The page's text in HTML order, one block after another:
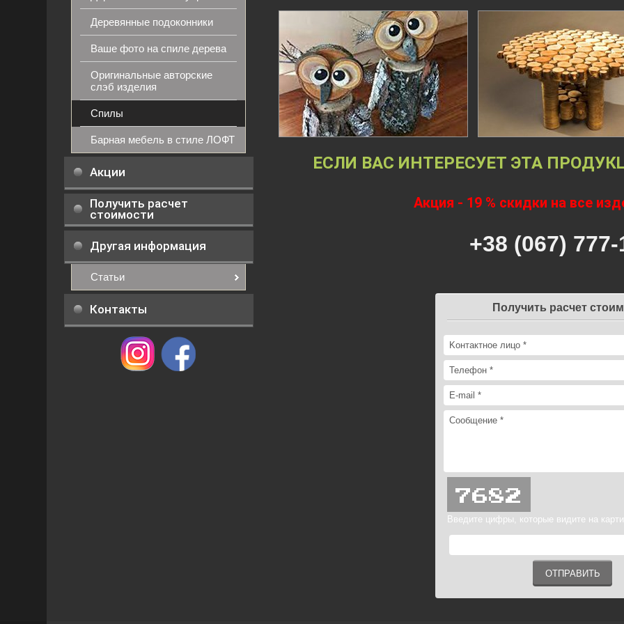
Деревянные подоконники
Ваше фото на спиле дерева
Оригинальные авторские
слэб изделия
Спилы
Барная мебель в стиле ЛОФТ
Акции
Получить расчет
стоимости
Другая информация
Статьи
Контакты
ЕСЛИ ВАС ИНТЕРЕСУЕТ ЭТА
Акция - 19 % скидки на все
+38 (067)
Получить расчет
Введите цифры, которые видите на